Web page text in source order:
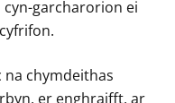
garcharorion ei
na chymdeithas
er enghraifft, ar